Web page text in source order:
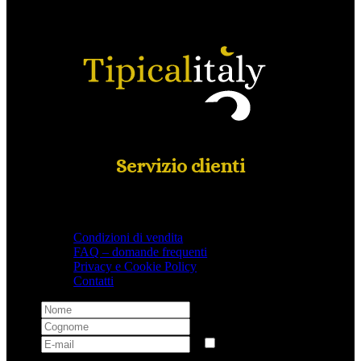
Servizio clienti
Condizioni di vendita
FAQ – domande frequenti
Privacy e Cookie Policy
Contatti